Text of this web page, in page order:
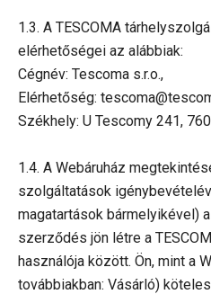
1.3. A TESCOMA
elérhetőségei az alábbiak:
Cégnév: Tescoma s.r.o.,
Elérhetőség:
Székhely: U Tescomy 241,
1.4. A Webáruház
szolgáltatások
magatartások bármelyikével)
szerződés jön létre a
használója között. Ön, mint a
továbbiakban: Vásárló)